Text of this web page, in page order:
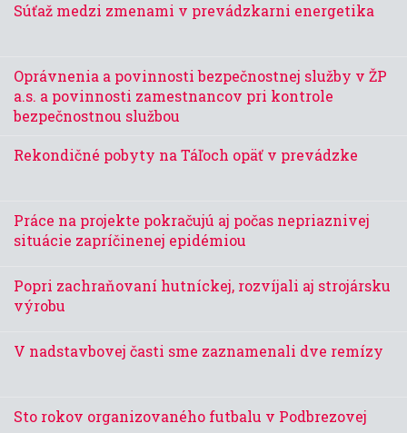
Súťaž medzi zmenami v prevádzkarni energetika
Oprávnenia a povinnosti bezpečnostnej služby v ŽP
a.s. a povinnosti zamestnancov pri kontrole
bezpečnostnou službou
Rekondičné pobyty na Táľoch opäť v prevádzke
Práce na projekte pokračujú aj počas nepriaznivej
situácie zapríčinenej epidémiou
Popri zachraňovaní hutníckej, rozvíjali aj strojársku
výrobu
V nadstavbovej časti sme zaznamenali dve remízy
Sto rokov organizovaného futbalu v Podbrezovej